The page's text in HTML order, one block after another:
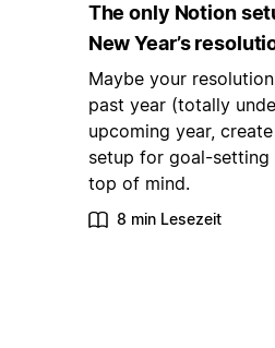
The only Notion
New Year’s
Maybe your
past year (totally
upcoming year,
setup for goal-setting
top of mind.
8 min Lesezeit